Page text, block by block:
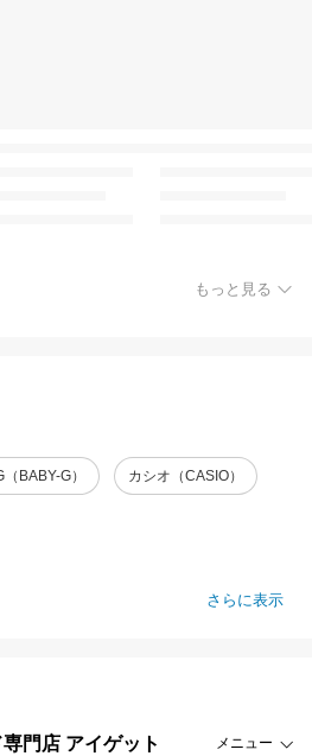
もっと見る
BABY-G） カシオ（CASIO）
さらに表示
門店 アイゲット メニュー